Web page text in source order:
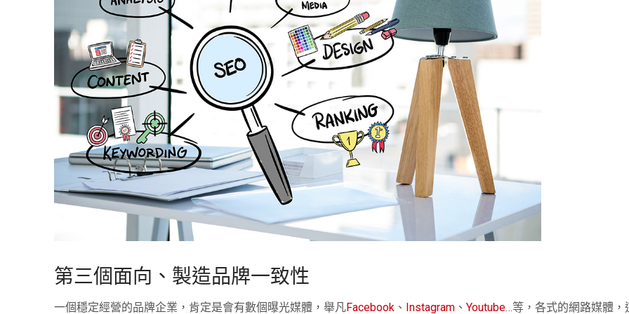
第三個面向、製造品牌一致性
一個穩定經營的品牌企業，肯定是會有數個曝光媒體，舉凡Facebook 、 Instagram 、Youtube…等，各式的網路媒體